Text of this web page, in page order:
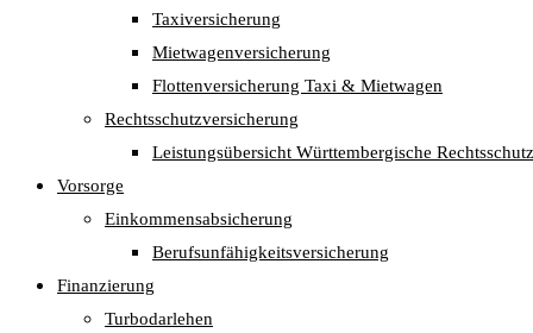
Taxiversicherung
Mietwagenversicherung
Flottenversicherung Taxi & Mietwagen
Rechtsschutzversicherung
Leistungsübersicht Württembergische
Vorsorge
Einkommensabsicherung
Berufsunfähigkeitsversicherung
Finanzierung
Turbodarlehen